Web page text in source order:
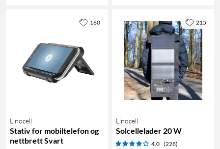
Linocell
Stativ for mobiltelefon og
nettbrett Svart
160
Linocell
Solcellelader 20 W
4.0 (228)
215